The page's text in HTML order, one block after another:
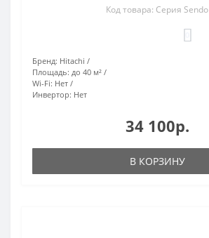
Код товара: Серия Sendo
Бренд: Hitachi
Площадь: до 40 м²
Wi-Fi: Нет
Инвертор: Нет
34 100р.
В КОРЗИНУ